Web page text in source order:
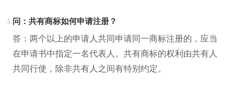
4.问：共有商标如何申请注册？
答：两个以上的申请人共同申请同一商标注册的，应当
在申请书中指定一名代表人。共有商标的权利由共有人
共同行使，除非共有人之间有特别约定。